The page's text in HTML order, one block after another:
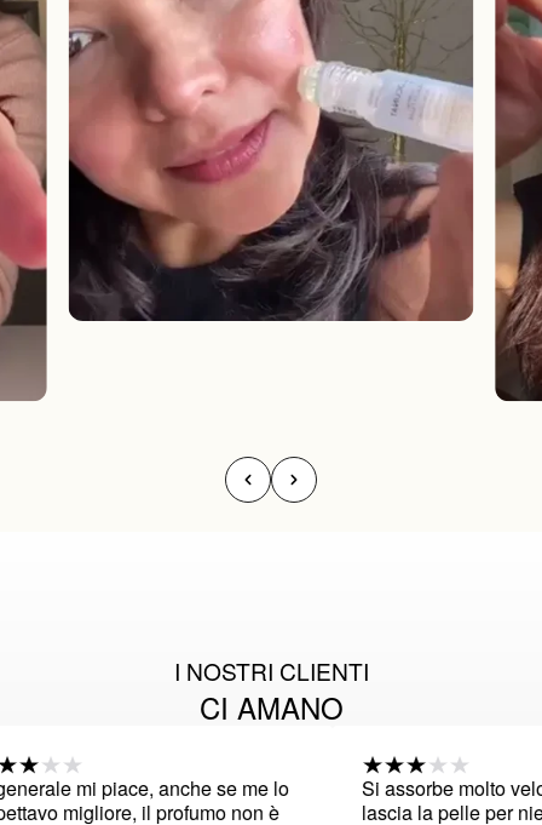
I NOSTRI CLIENTI
CI AMANO
mi piace, anche se me lo
migliore, il profumo non è
Si assorbe molto
lascia la pelle per